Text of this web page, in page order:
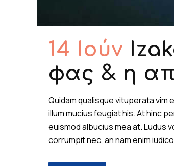
14 Ιούν
φας & η
Quidam qualisque vituperata vim
illum mucius feugiat his. At hinc
euismod albucius mea at. Ludus
corrumpit nec, an nam enim